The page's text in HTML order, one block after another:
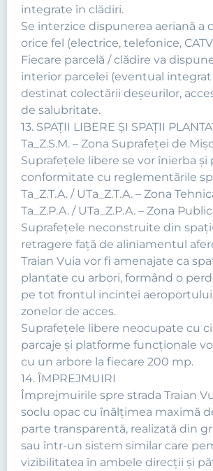
integrate în clădiri.
Se interzice dispunerea aeriană a
orice fel (electrice, telefonice,
Fiecare parcelă / clădire va
interior parcelei (eventual integrat
destinat colectării deşeurilor,
de salubritate.
13. SPAŢII LIBERE ŞI SPAŢII
Ta_Z.S.M. – Zona Suprafeţei de
Suprafeţele libere se vor înierba şi
conformitate cu reglementările
Ta_Z.T.A. / UTa_Z.T.A. – Zona
Ta_Z.P.A. / UTa_Z.P.A. – Zona
Suprafeţele neconstruite din
retragere faţă de aliniamentul
Traian Vuia vor fi amenajate ca
plantate cu arbori, formând o
pe tot frontul incintei
zonelor de acces.
Suprafeţele libere neocupate cu
parcaje şi platforme funcţionale
cu un arbore la fiecare 200 mp.
14. ÎMPREJMUIRI
Împrejmuirile spre strada Traian
soclu opac cu înălţimea maximă
parte transparentă, realizată din
sau într-un sistem similar care
vizibilitatea în ambele direcţii şi